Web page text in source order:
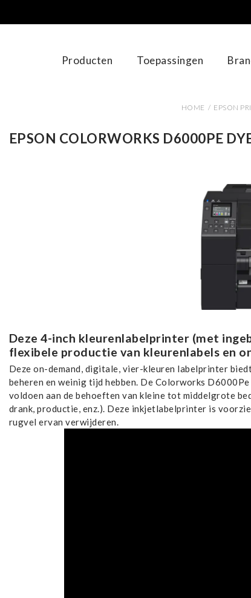
Producten Toepassingen
HOME / EPSON
EPSON COLORWORKS D6000PE
Deze 4-inch kleurenlabelprinter (met
flexibele productie van kleurenlabels en
Deze on-demand, digitale, vier-kleuren labelprinter
beheren en weinig tijd hebben. De Colorworks
voldoen aan de behoeften van kleine tot middelgrote
drank, productie, enz.). Deze inkjetlabelprinter is
rugvel ervan verwijderen.